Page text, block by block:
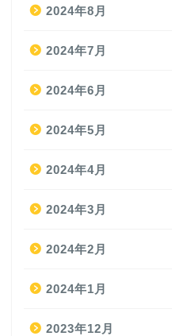
2024年8月
2024年7月
2024年6月
2024年5月
2024年4月
2024年3月
2024年2月
2024年1月
2023年12月